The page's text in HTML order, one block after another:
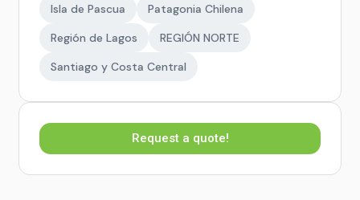
Isla de Pascua
Patagonia Chilena
Región de Lagos
REGIÓN NORTE
Santiago y Costa Central
Request a quote!